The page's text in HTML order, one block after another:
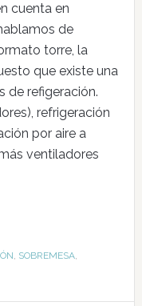
cuenta en
de
torre, la
que existe una
de refigeración.
refrigeración
por aire a
ventiladores
SOBREMESA,